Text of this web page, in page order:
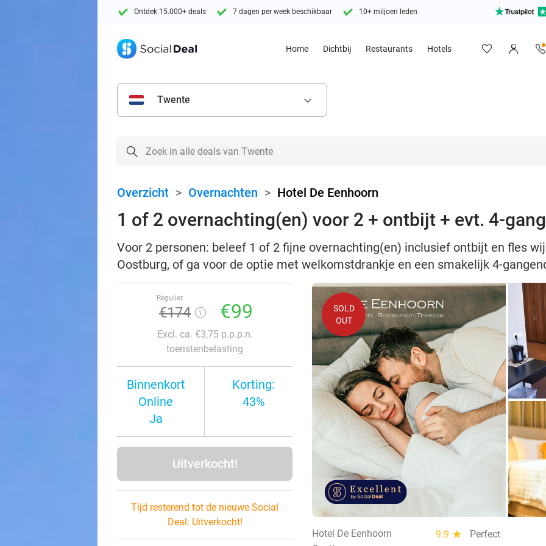
Ontdek 15.000+ deals 7 dagen per week beschikbaar 10+ miljoen leden
Home Dichtbij Restaurants Hotels
Twente keyboard_arrow_down
Overzicht > Overnachten > Hotel De Eenhoorn
1 of 2 overnachting(en) voor 2 + ontbijt + evt. 4-
Voor 2 personen: beleef 1 of 2 fijne overnachting(en) inclusief ontbijt en fles
Oostburg, of ga voor de optie met welkomstdrankje en een smakelijk 4-
Regulier
€174 €99
Excl. ca. €3,75 p.p.p.n.
toeristenbelasting
Binnenkort
Online
Ja
Korting:
43%
Uitverkocht!
Tijd resterend tot de nieuwe Social
Deal: Uitverkocht!
SOLD
OUT
Hotel De Eenhoorn 9.9 star
Perfect